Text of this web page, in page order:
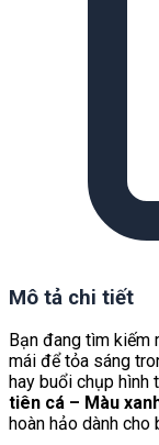
Mô tả chi tiết
Bạn đang tìm
mái để tỏa sáng
hay buổi chụp
tiên cá – Màu
hoàn hảo dành cho